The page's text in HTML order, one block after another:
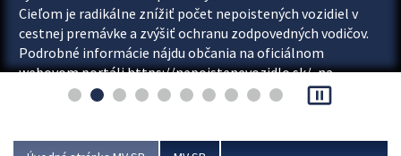
Cieľom je radikálne znížiť počet nepoistených vozidiel v
cestnej premávke a zvýšiť ochranu zodpovedných vodičov.
Podrobné informácie nájdu občania na oficiálnom
webovom portáli https://nepoistenevozidlo.sk/, na
ktorom od augusta pribudne aj možnosť overiť si...
pause_presentation